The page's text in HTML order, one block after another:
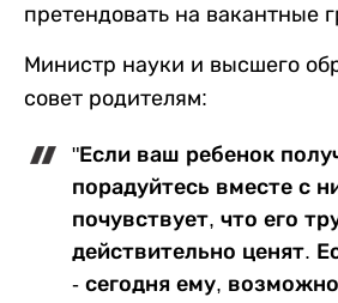
претендовать на вакантные
Министр науки и высшего
совет родителям:
"Если ваш ребенок
порадуйтесь вместе с
почувствует, что его
действительно ценят.
- сегодня ему,